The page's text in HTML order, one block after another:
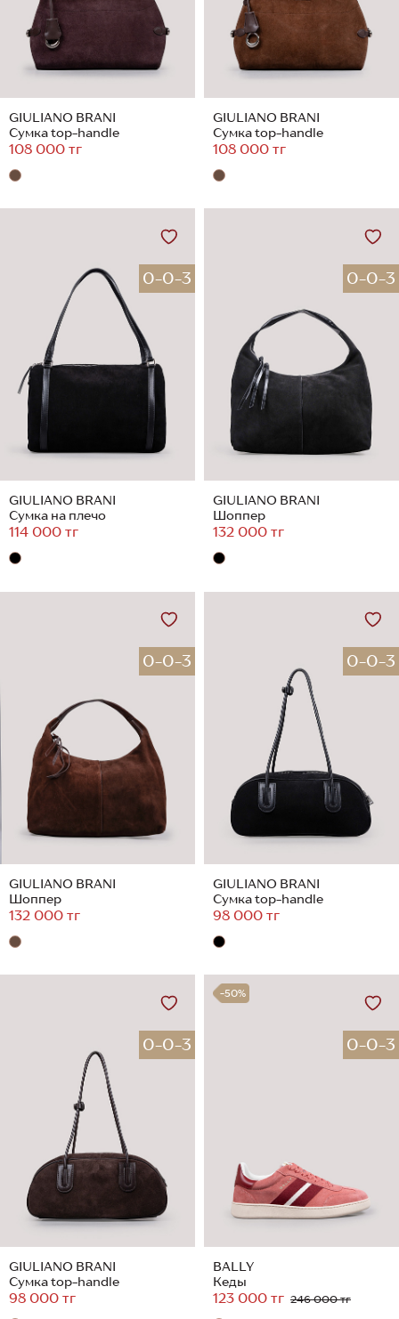
GIULIANO BRANI
Сумка top-handle
108 000 тг
GIULIANO BRANI
Сумка top-handle
108 000 тг
0-0-3
GIULIANO BRANI
Сумка на плечо
114 000 тг
0-0-3
GIULIANO BRANI
Шоппер
132 000 тг
0-0-3
GIULIANO BRANI
Шоппер
132 000 тг
0-0-3
GIULIANO BRANI
Сумка top-handle
98 000 тг
0-0-3
GIULIANO BRANI
Сумка top-handle
98 000 тг
-50%
0-0-3
BALLY
Кеды
123 000 тг 246 000 тг